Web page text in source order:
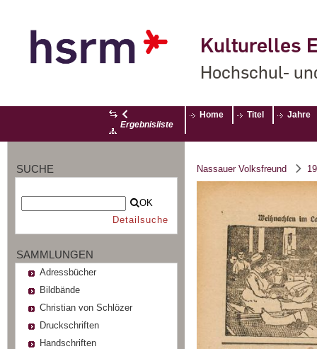
Kulturelles
Hochschul-
Ergebnisliste
Home Titel Jahre
SUCHE
OK
Detailsuche
SAMMLUNGEN
Adressbücher
Bildbände
Christian von Schlözer
Druckschriften
Handschriften
Nassauer Volksfreund